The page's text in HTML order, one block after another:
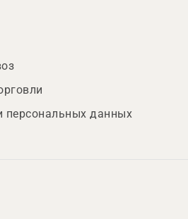
персональных данных